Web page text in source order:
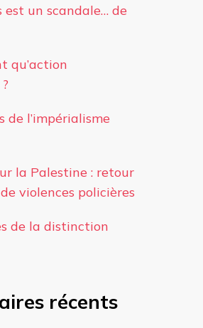
est un scandale… de
qu’action
de l’impérialisme
la Palestine : retour
violences policières
de la distinction
récents